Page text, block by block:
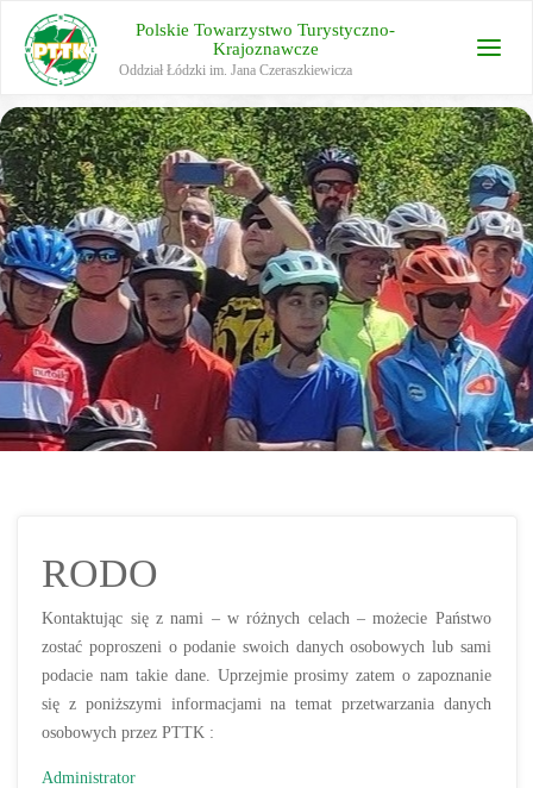
Polskie Towarzystwo Turystyczno-
Krajoznawcze
Oddział Łódzki im. Jana Czeraszkiewicza
RODO
Kontaktując się z nami – w różnych celach – możecie Państwo
zostać poproszeni o podanie swoich danych osobowych lub sami
podacie nam takie dane. Uprzejmie prosimy zatem o zapoznanie
się z poniższymi informacjami na temat przetwarzania danych
osobowych przez PTTK :
Administrator